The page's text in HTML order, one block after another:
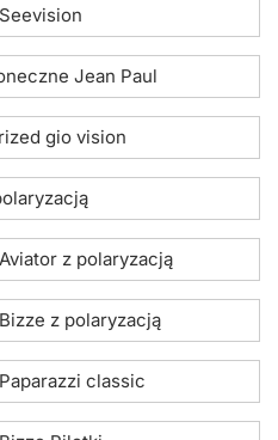
Jean Paul
gio vision
z polaryzacją
z polaryzacją
classic